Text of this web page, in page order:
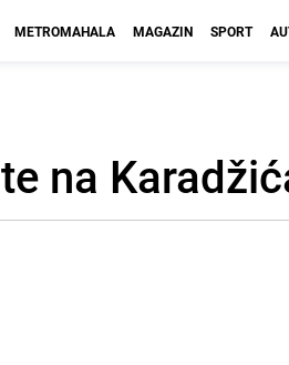
METROMAHALA MAGAZIN SPORT
na